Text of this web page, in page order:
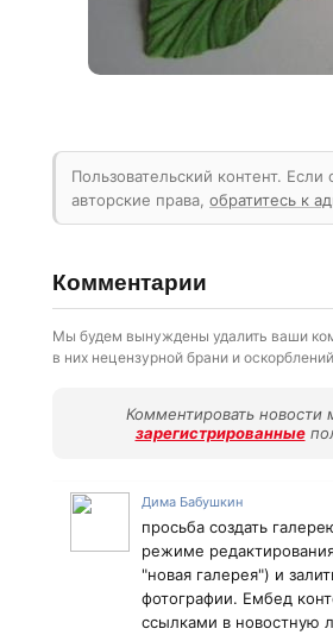
Пользовательский контент.
авторские права,обратитесь к
Комментарии
Мы будем вынуждены удалить ваши
в них нецензурной брани и
Комментировать новости
зарегистрированные
Дима Бабушкин
просьба создать
режиме
"новая галерея") и
фотографии. Ембед
ссылками в новостную